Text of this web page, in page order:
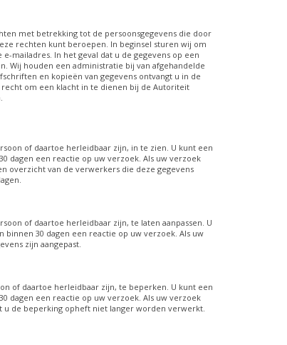
met betrekking tot de persoonsgegevens die door
rechten kunt beroepen. In beginsel sturen wij om
mailadres. In het geval dat u de gegevens op een
Wij houden een administratie bij van afgehandelde
en kopieën van gegevens ontvangt u in de
om een klacht in te dienen bij de Autoriteit
of daartoe herleidbaar zijn, in te zien. U kunt een
dagen een reactie op uw verzoek. Als uw verzoek
overzicht van de verwerkers die deze gegevens
of daartoe herleidbaar zijn, te laten aanpassen. U
30 dagen een reactie op uw verzoek. Als uw
zijn aangepast.
of daartoe herleidbaar zijn, te beperken. U kunt een
dagen een reactie op uw verzoek. Als uw verzoek
u de beperking opheft niet langer worden verwerkt.